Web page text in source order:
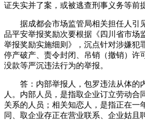
证失实并了案，或被逃查刑事义务等前
据成都会市场监管局相关担任人引
品平安举报奖励次要根据《四川省市场
举报奖励实施细则》，沉点针对涉嫌犯
停产破产、责令封闭、吊销（撤销）许
没款等严沉违法行为的举报。
答：内部举报人，包罗违法从体的
人。内部人员，是指取企业订立劳动合
关系的人员；相关知恋人，是指正在一
同、取企业存正在营业联系、企业姑且